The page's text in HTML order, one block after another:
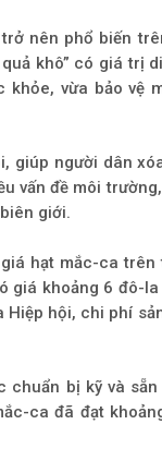
nên phổ biến
khô” có giá trị
khỏe, vừa bảo vệ
giúp người dân
vấn đề môi
giới.
hạt mắc-ca trên
giá khoảng 6 đô-
hội, chi phí
chuẩn bị kỹ và
ca đã đạt